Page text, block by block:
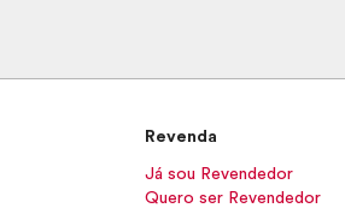
Revenda
Já sou Revendedor
Quero ser Revendedor